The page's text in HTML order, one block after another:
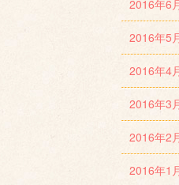
2016年6
2016年5
2016年4
2016年3
2016年2
2016年1